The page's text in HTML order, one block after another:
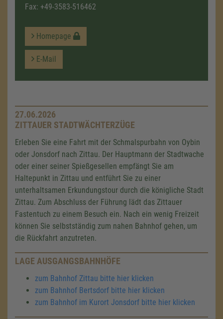
Fax: +49-3583-516462
Homepage
E-Mail
27.06.2026
ZITTAUER STADTWÄCHTERZÜGE
Erleben Sie eine Fahrt mit der Schmalspurbahn von Oybin
oder Jonsdorf nach Zittau. Der Hauptmann der Stadtwache
oder einer seiner Spießgesellen empfängt Sie am
Haltepunkt in Zittau und entführt Sie zu einer
unterhaltsamen Erkundungstour durch die königliche Stadt
Zittau. Zum Abschluss der Führung lädt das Zittauer
Fastentuch zu einem Besuch ein. Nach ein wenig Freizeit
können Sie selbstständig zum nahen Bahnhof gehen, um
die Rückfahrt anzutreten.
LAGE AUSGANGSBAHNHÖFE
zum Bahnhof Zittau bitte hier klicken
zum Bahnhof Bertsdorf bitte hier klicken
zum Bahnhof im Kurort Jonsdorf bitte hier klicken